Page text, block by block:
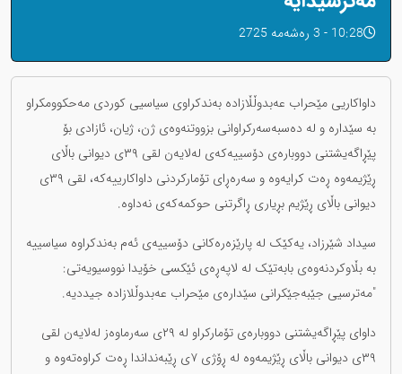
10:28 - 3 رەشەمه 2725
داواکاریی مێحراب عەبدوڵڵازاده بەندکراوی سیاسیی کوردی مەحکوومکراو
بە سێدارە و لە دەسبەسەرکراوانی بزووتنەوەی ژن، ژیان، ئازادی بۆ
پێڕاگەیشتنی دووبارەی دۆسییەکەی لەلایەن لقی ٣٩ی دیوانی باڵای
ڕێژیمەوە ڕەت کرایەوە و سەرەڕای تۆمارکردنی داواکارییەکە، لقی ٣٩ی
دیوانی باڵای ڕێژیم بڕیاری ڕاگرتنی حوکمەکەی نەداوە.
سیداد شێرزاد، یەکێک لە پارێزەرەکانی دۆسییەی ئەم بەندکراوە سیاسییە
بە بڵاوکردنەوەی بابەتێک لە لاپەڕەی ئێکسی خۆیدا نووسیویەتی:
"مەترسیی جێبەجێکرانی سێدارەی مێحراب عەبدوڵلازادە جیددیە.
داوای پێڕاگەیشتنی دووبارەی تۆمارکراو لە ٢٩ی سەرماوەز لەلایەن لقی
٣٩ی دیوانی باڵای ڕێژیمەوە لە ڕۆژی ٧ی ڕێبەنداندا ڕەت کراوەتەوە و